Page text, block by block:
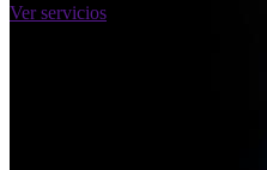
Ver servicios